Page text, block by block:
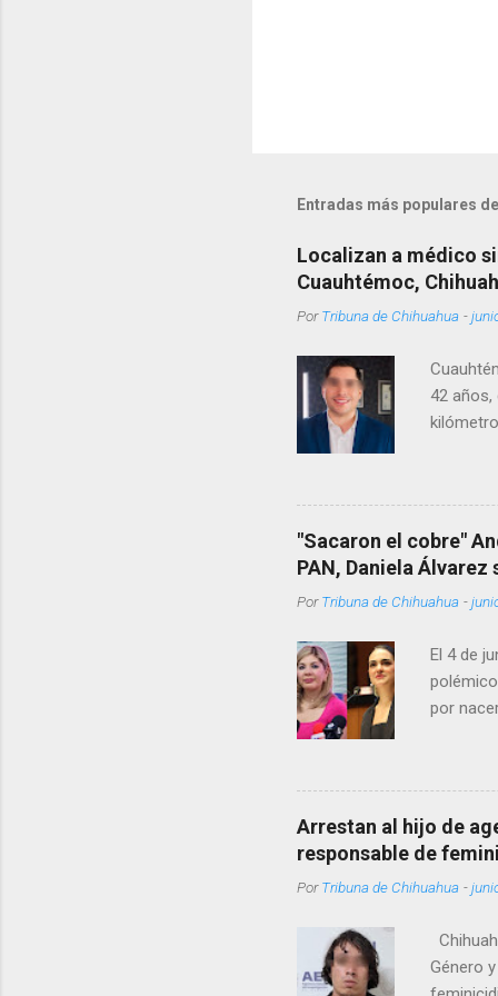
Entradas más populares
Localizan a médico
Cuauhtémoc,
PorTribuna de Chihuahua -
42 años,
Rotario
"Sacaron el cobre"
PAN, Daniela
PorTribuna de Chihuahua -
El 4 de
por
¿Qué tal
tendrá
favor,
han sido
Arrestan al hijo de
responsable de
PorTribuna de Chihuahua -
Género